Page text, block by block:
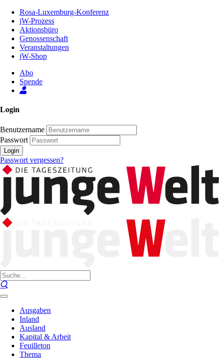
Inhalt
Seite
Rosa-Luxemburg-Konferenz
jW-Prozess
Aktionsbüro
Genossenschaft
Veranstaltungen
jW-Shop
Abo
Spende
Login
Benutzername
Passwort
Login
Passwort vergessen?
Ausgaben
Inland
Ausland
Kapital & Arbeit
Feuilleton
Thema